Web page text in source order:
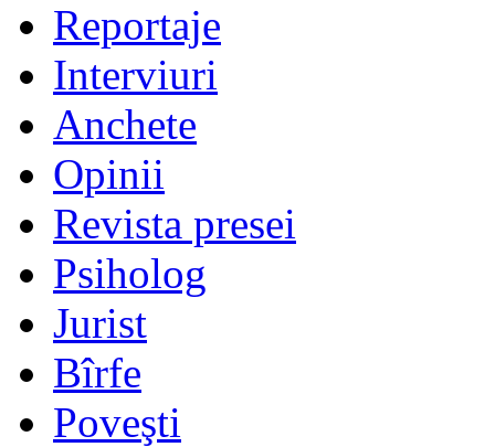
Reportaje
Interviuri
Anchete
Opinii
Revista presei
Psiholog
Jurist
Bîrfe
Poveşti